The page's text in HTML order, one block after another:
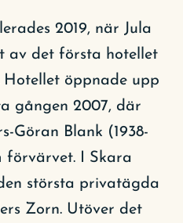
2019, när Jula
av det första hotellet
öppnade upp
gången 2007, där
Göran Blank (1938-
förvärvet. I Skara
största privatägda
Zorn. Utöver det